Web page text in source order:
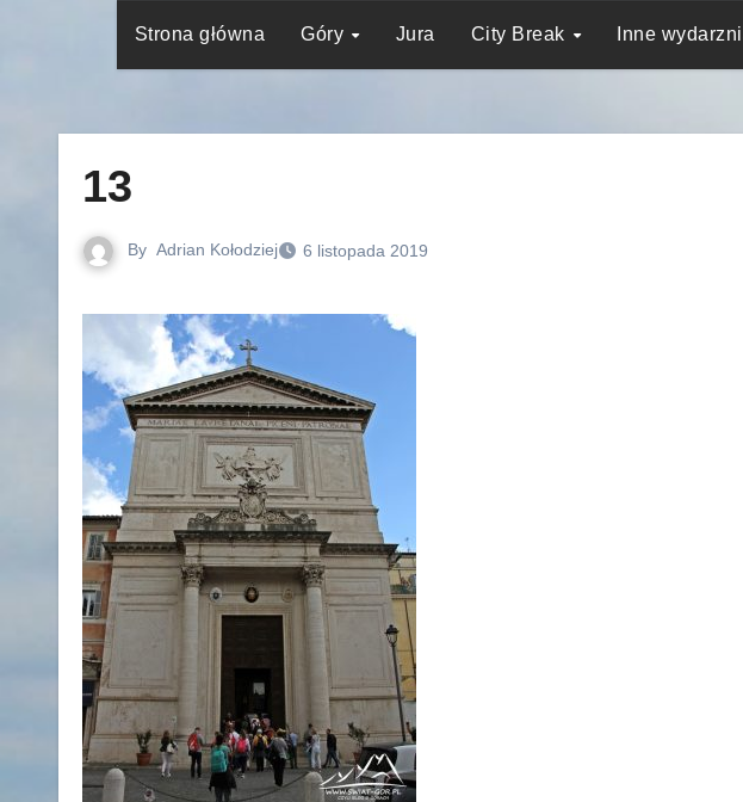
Strona główna Góry Jura City Break Inne
13
By Adrian Kołodziej 6 listopada 2019